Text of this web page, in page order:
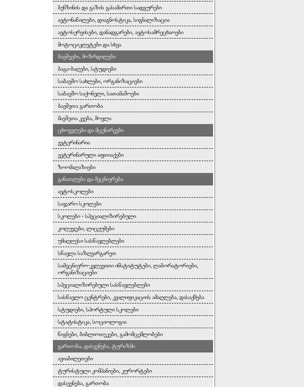
ბენზინის და გაზის გასამართი სადგურები
ავტონაწილები, დიაგნოსტიკა, სიგნალიზაცია
ავტოსერვისები, დანადგარები, ავტოსამრეცხაოები
მოტოციკლეტები და სხვა
ბავშვები, მოზრდილები
ბაგა-ბაღები, სტუდიები
საბავშო სახლები, ორგანიზაციები
საბავშო საქონელი, სათამაშოები
ბავშვთა გართობა
მავშვთა კვება, მოვლა
ცხოველები და მცენარეები
ვეტერინარია
ვეტერინარული აფთიაქები
ზოომაღაზიები
განათლება და მეცნიერება
ავტოსკოლები
საჯარო სკოლები
სკოლები - სპეციალიზირებული
კოლეჯები, ლიცეუმები
უმაღლესი სასწავლებლები
სწავლა საზღვარგარეთ
სამეცნიერო-კვლევითი ინსტიტუტები, ლაბორატორიები,
ორგანიზაციები
სპეციალიზირებული სასწავლებლები
სასწავლო ცენტრები, კვალიფიკაციის ამაღლება, დასაქმება
სტუდიები, სპორტული სკოლები
სტატისტიკა, სოციოლოგია
წიგნები, ბიბლიოთეკები, გამომცემლობები
გართობა, დასვენება, ტურიზმი
ავიაბილეთები
ტურისტული კომპანიები, კურორტები
დასვენება, გართობა